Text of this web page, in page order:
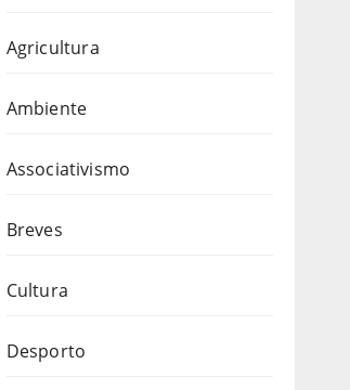
Agricultura
Ambiente
Associativismo
Breves
Cultura
Desporto